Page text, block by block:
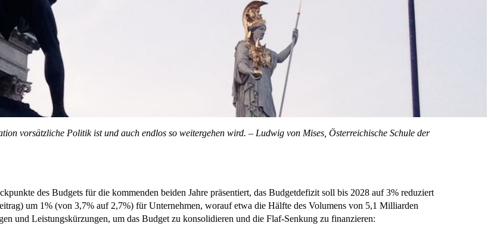
vorsätzliche Politik ist und auch endlos so weitergehen wird. – Ludwig von Mises, Österreichische Schule der
des Budgets für die kommenden beiden Jahre präsentiert, das Budgetdefizit soll bis 2028 auf 3% reduziert
um 1% (von 3,7% auf 2,7%) für Unternehmen, worauf etwa die Hälfte des Volumens von 5,1 Milliarden
und Leistungskürzungen, um das Budget zu konsolidieren und die Flaf-Senkung zu finanzieren: